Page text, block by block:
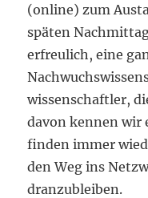
(online) zum
späten
erfreulich, eine
wissenschaftler,
davon kennen wir
finden immer
den Weg ins
dranzubleiben.